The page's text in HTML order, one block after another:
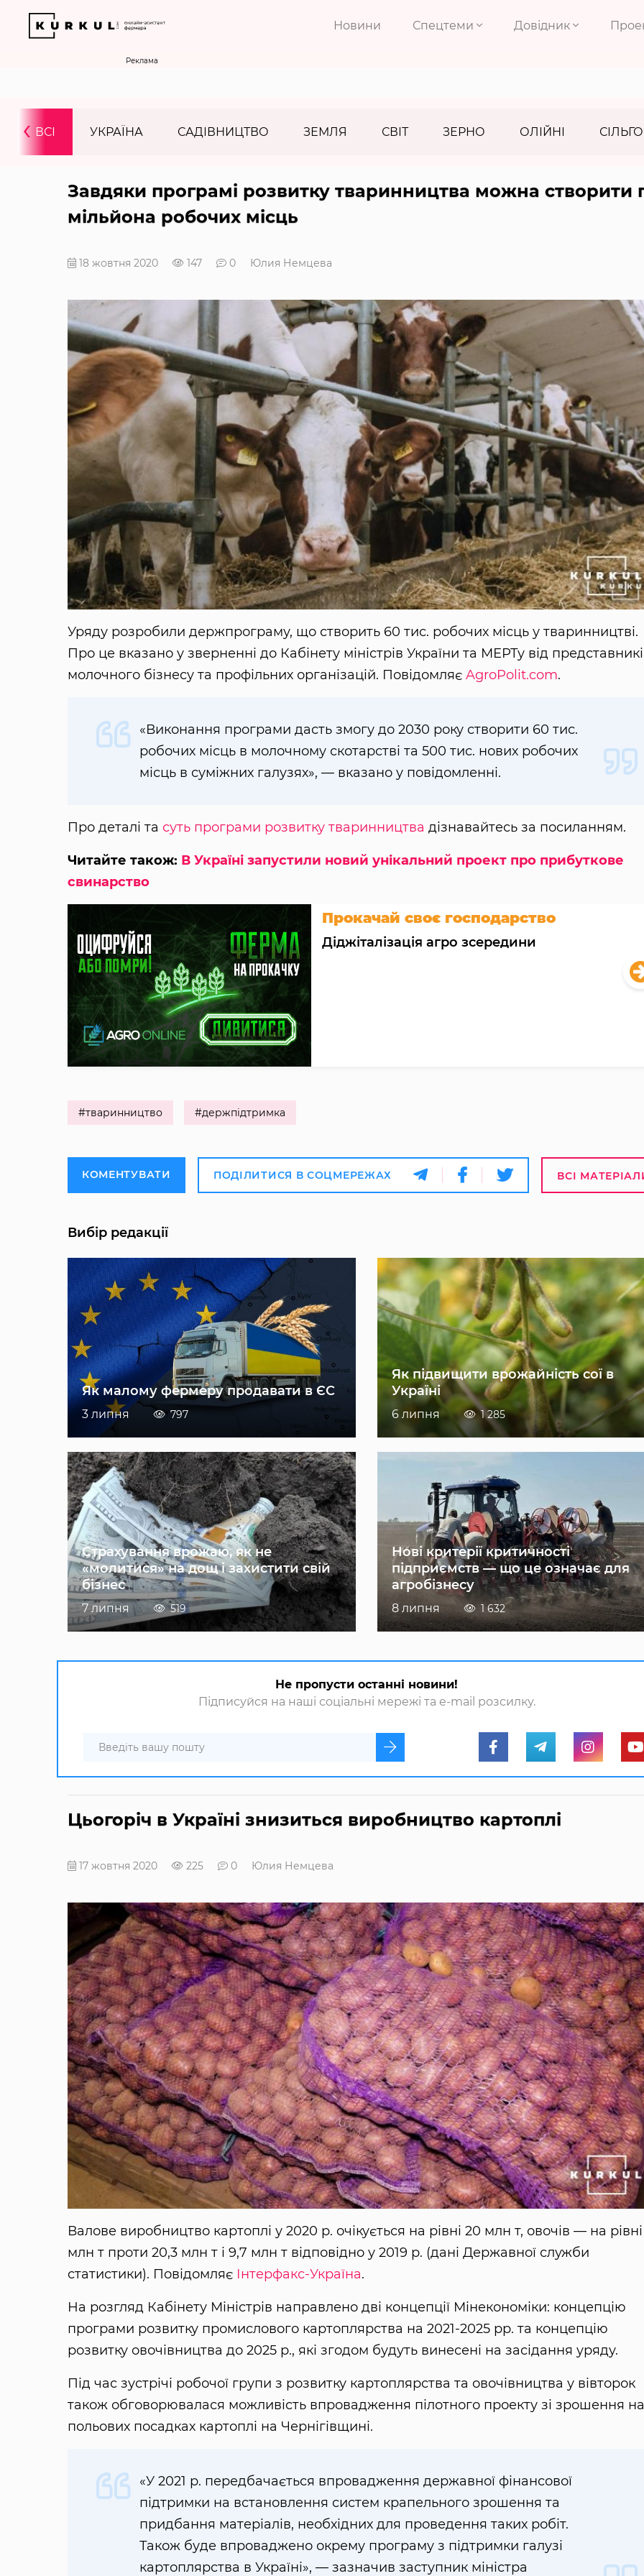
Новини Спецтеми Довідник
Реклама
ВСІ УКРАЇНА САДІВНИЦТВО ЗЕМЛЯ СВІТ ЗЕРНО ОЛІЙНІ
‹
Завдяки програмі розвитку тваринництва можна створити
мільйона робочих місць
18 жовтня 2020 147 0 Юлия Немцева
Уряду розробили держпрограму, що створить 60 тис. робочих місць у тваринництві.
Про це вказано у зверненні до Кабінету міністрів України та МЕРТу від
молочного бізнесу та профільних організацій. Повідомляє AgroPolit.com.
«Виконання програми дасть змогу до 2030 року створити 60 тис.
робочих місць в молочному скотарстві та 500 тис. нових робочих
місць в суміжних галузях», — вказано у повідомленні.
Про деталі та суть програми розвитку тваринництва дізнавайтесь за посиланням.
Читайте також: В Україні запустили новий унікальний проект про прибуткове
свинарство
Прокачай своє господарство
Діджіталізація агро зсередини
#тваринництво #держпідтримка
КОМЕНТУВАТИ ПОДІЛИТИСЯ В СОЦМЕРЕЖАХ ВСІ
Вибір редакції
Як малому фермеру продавати в ЄС
3 липня 797
Як підвищити врожайність сої в
Україні
6 липня 1 285
Страхування врожаю, як не
«молитися» на дощ і захистити свій
бізнес
7 липня 519
Нові критерії критичності
підприємств — що це означає для
агробізнесу
8 липня 1 632
Не пропусти останні новини!
Підписуйся на наші соціальні мережі та e-mail розсилку.
Цьогоріч в Україні знизиться виробництво картоплі
17 жовтня 2020 225 0 Юлия Немцева
Валове виробництво картоплі у 2020 р. очікується на рівні 20 млн т, овочів — на
млн т проти 20,3 млн т і 9,7 млн т відповідно у 2019 р. (дані Державної служби
статистики). Повідомляє Інтерфакс-Україна.
На розгляд Кабінету Міністрів направлено дві концепції Мінекономіки: концепцію
програми розвитку промислового картоплярства на 2021-2025 рр. та концепцію
розвитку овочівництва до 2025 р., які згодом будуть винесені на засідання уряду.
Під час зустрічі робочої групи з розвитку картоплярства та овочівництва у вівторок
також обговорювалася можливість впровадження пілотного проекту зі зрошення на
польових посадках картоплі на Чернігівщині.
«У 2021 р. передбачається впровадження державної фінансової
підтримки на встановлення систем крапельного зрошення та
придбання матеріалів, необхідних для проведення таких робіт.
Також буде впроваджено окрему програму з підтримки галузі
картоплярства в Україні», — зазначив заступник міністра